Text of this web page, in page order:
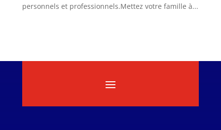
personnels et professionnels.Mettez votre famille à...